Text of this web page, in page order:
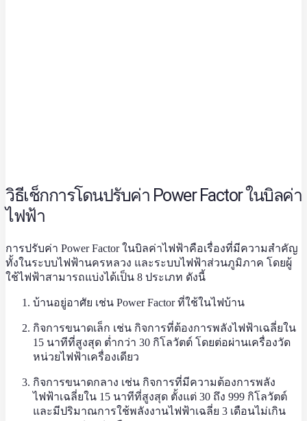
วิธีเช็กการโดนปรับค่า Power Factor ในบิลค่า
ไฟฟ้า
การปรับค่า Power Factor ในบิลค่าไฟฟ้าคือเรื่องที่มีความสำคัญ
ทั้งในระบบไฟฟ้านครหลวง และระบบไฟฟ้าส่วนภูมิภาค โดยผู้
ใช้ไฟฟ้าสามารถแบ่งได้เป็น 8 ประเภท ดังนี้
บ้านอยู่อาศัย เช่น Power Factor ที่ใช้ในไฟบ้าน
กิจการขนาดเล็ก เช่น กิจการที่ต้องการพลังไฟฟ้าเฉลี่ยใน
15 นาทีที่สูงสุด ต่ำกว่า 30 กิโลวัตต์ โดยต่อผ่านเครื่องวัด
หน่วยไฟฟ้าเครื่องเดียว
กิจการขนาดกลาง เช่น กิจการที่มีความต้องการพลัง
ไฟฟ้าเฉลี่ยใน 15 นาทีที่สูงสุด ตั้งแต่ 30 ถึง 999 กิโลวัตต์
และมีปริมาณการใช้พลังงานไฟฟ้าเฉลี่ย 3 เดือนไม่เกิน